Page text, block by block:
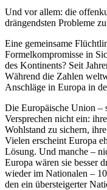
Und vor allem: die
drängendsten Probleme
Eine gemeinsame
Formelkompromisse in
des Kontinents? Seit
Während die Zahlen
Anschläge in Europa in
Die Europäische Union –
Versprechen nicht ein:
Wohlstand zu sichern,
Vielen erscheint Europa
Lösung. Und manche –
Europa wären sie besser
wieder im Nationalen –
den ein übersteigerter